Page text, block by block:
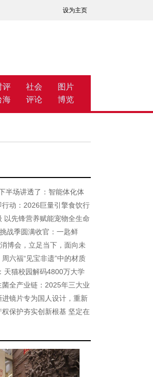
设为主页
评 社会
图片
海 评论 博览
半场讲透了：智能体化体
动：2026巨量引擎食饮行
以先锋营养赋能宠物全生命
战季圆满收官：一匙鲜
博会，立足当下，面向未
六福“见宝非遗”中的材质
天猫校园解码4800万大学
全产业链：2025年三大业
镜片专为国人设计，重新
保护夯实创新根基 坚定在